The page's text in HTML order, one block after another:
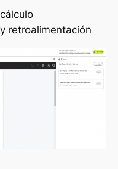
retroalimentación